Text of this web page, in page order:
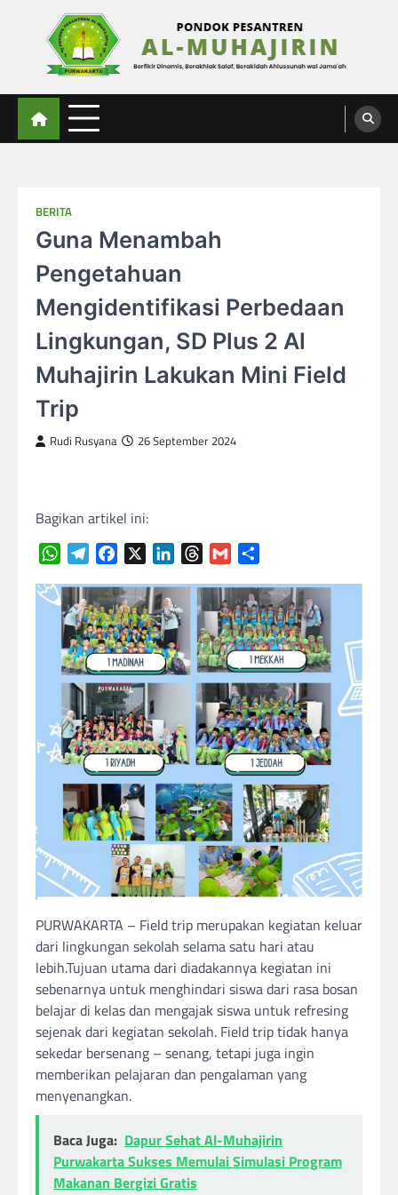
Al-Muhajirin
Berpikir Dinamis – Berakhlak Salaf – Berakidah Ahlussunah wal Jamaah
BERITA
Guna Menambah
Pengetahuan
Mengidentifikasi Perbedaan
Lingkungan, SD Plus 2 Al
Muhajirin Lakukan Mini Field
Trip
Rudi Rusyana 26 September 2024
Bagikan artikel ini:
WhatsAppTelegramFacebook LinkedInThreads
Gmail
PURWAKARTA – Field trip merupakan kegiatan keluar
dari lingkungan sekolah selama satu hari atau
lebih.Tujuan utama dari diadakannya kegiatan ini
sebenarnya untuk menghindari siswa dari rasa bosan
belajar di kelas dan mengajak siswa untuk refresing
sejenak dari kegiatan sekolah. Field trip tidak hanya
sekedar bersenang – senang, tetapi juga ingin
memberikan pelajaran dan pengalaman yang
menyenangkan.
Baca Juga: Dapur Sehat Al-Muhajirin
Purwakarta Sukses Memulai Simulasi Program
Makanan Bergizi Gratis